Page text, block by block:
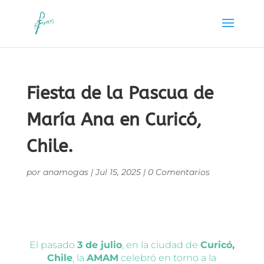
Fiesta de la Pascua de
María Ana en Curicó,
Chile.
por anamogas|Jul 15, 2025| 0 Comentarios
El pasado 3 de julio, en la ciudad de Curicó,
Chile, laAMAM celebró en torno a la